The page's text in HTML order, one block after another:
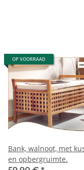
OP VOORRAAD
Bank, walnoot, met
en opbergruimte.